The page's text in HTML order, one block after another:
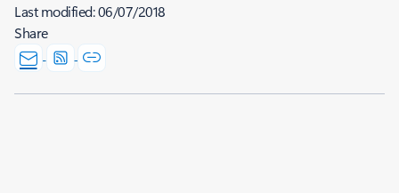
Last modified:06/07/2018
Share